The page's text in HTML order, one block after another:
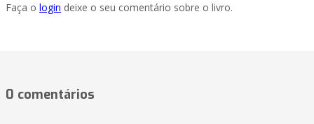
Faça o login deixe o seu comentário sobre o livro.
0 comentários